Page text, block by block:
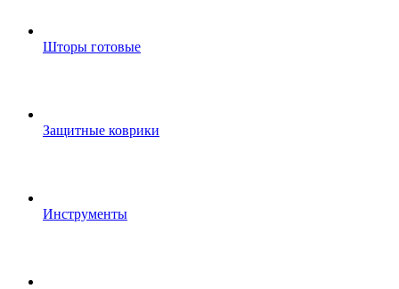
Шторы готовые
Защитные коврики
Инструменты